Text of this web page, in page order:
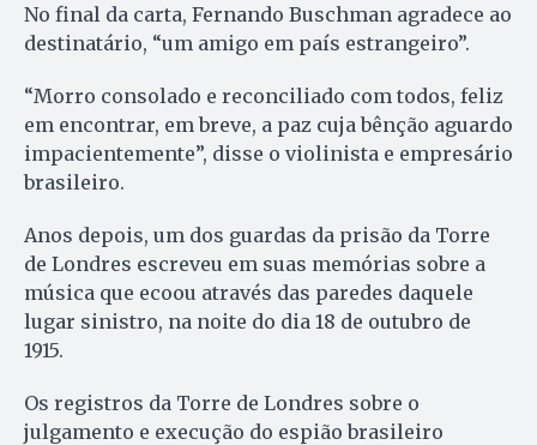
No final da carta, Fernando Buschman agradece ao
destinatário, “um amigo em país estrangeiro”.
“Morro consolado e reconciliado com todos, feliz
em encontrar, em breve, a paz cuja bênção aguardo
impacientemente”, disse o violinista e empresário
brasileiro.
Anos depois, um dos guardas da prisão da Torre
de Londres escreveu em suas memórias sobre a
música que ecoou através das paredes daquele
lugar sinistro, na noite do dia 18 de outubro de
1915.
Os registros da Torre de Londres sobre o
julgamento e execução do espião brasileiro